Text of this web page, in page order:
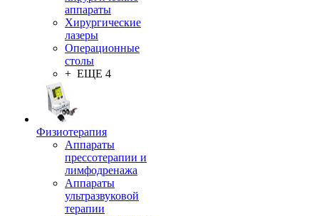
аппараты
Хирургические
лазеры
Операционные
столы
+ ЕЩЕ 4
Физиотерапия
Аппараты
прессотерапии и
лимфодренажа
Аппараты
ультразвуковой
терапии